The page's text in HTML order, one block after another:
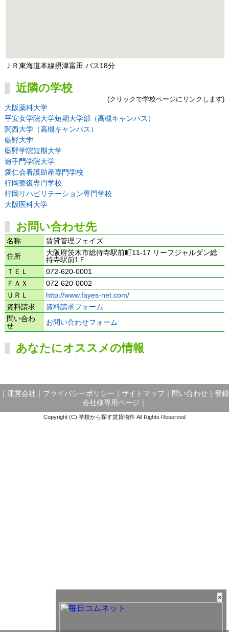
ＪＲ東海道本線摂津富田 バス18分
近隣の学校
(クリックで学校ページにリンクします)
大阪薬科大学
平安女学院大学短期大学部（高槻キャンパス）
関西大学（高槻キャンパス）
藍野大学
藍野学院短期大学
追手門学院大学
愛仁会看護助産専門学校
行岡整復専門学校
行岡リハビリテーション専門学校
大阪医科大学
お問い合わせ先
名称
賃貸管理フェイズ
住所
大阪府茨木市総持寺駅前町11-17 リーフジャルダン総
持寺駅前1Ｆ
ＴＥＬ
072-620-0001
ＦＡＸ
072-620-0002
ＵＲＬ
http://www.fayes-net.com/
資料請求
資料請求フォーム
問い合わ
せ
お問い合わせフォーム
あなたにオススメの情報
運営会社 プライバシーポリシー サイトマップ｜ 問い合わせ
登録
会社様専用ページ
Copyright (C) 学校から探す賃貸物件 All Rights Reserved